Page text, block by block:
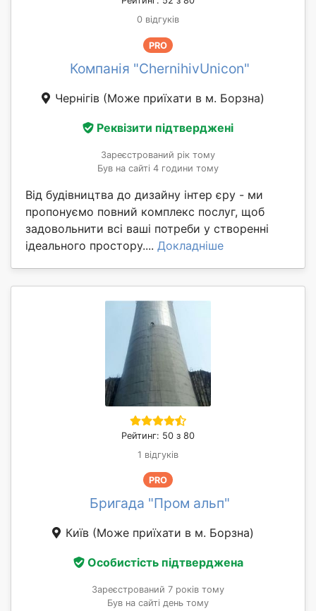
0 відгуків
PRO
Компанія "ChernihivUnicon"
Чернігів (Може приїхати в м. Борзна)
Реквізити підтверджені
Зареєстрований рік тому
Був на сайті 4 години тому
Від будівництва до дизайну інтер єру - ми
пропонуємо повний комплекс послуг, щоб
задовольнити всі ваші потреби у створенні
ідеального простору.... Докладніше
Рейтинг: 50 з 80
1 відгуків
PRO
Бригада "Пром альп"
Київ (Може приїхати в м. Борзна)
Особистість підтверджена
Зареєстрований 7 років тому
Був на сайті день тому